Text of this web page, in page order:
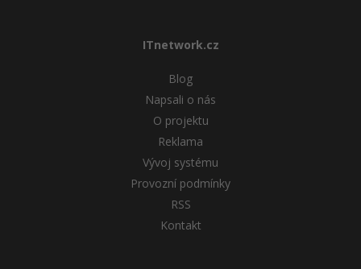
ITnetwork.cz
Blog
Napsali o nás
O projektu
Reklama
Vývoj systému
Provozní podmínky
RSS
Kontakt